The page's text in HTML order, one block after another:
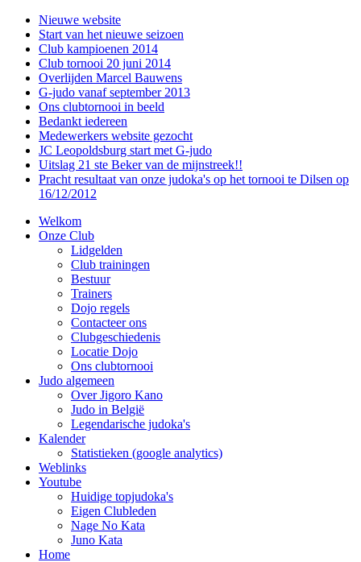
Nieuwe website
Start van het nieuwe seizoen
Club kampioenen 2014
Club tornooi 20 juni 2014
Overlijden Marcel Bauwens
G-judo vanaf september 2013
Ons clubtornooi in beeld
Bedankt iedereen
Medewerkers website gezocht
JC Leopoldsburg start met G-judo
Uitslag 21 ste Beker van de mijnstreek!!
Pracht resultaat van onze judoka's op het tornooi te Dilsen op
16/12/2012
Welkom
Onze Club
Lidgelden
Club trainingen
Bestuur
Trainers
Dojo regels
Contacteer ons
Clubgeschiedenis
Locatie Dojo
Ons clubtornooi
Judo algemeen
Over Jigoro Kano
Judo in België
Legendarische judoka's
Kalender
Statistieken (google analytics)
Weblinks
Youtube
Huidige topjudoka's
Eigen Clubleden
Nage No Kata
Juno Kata
Home